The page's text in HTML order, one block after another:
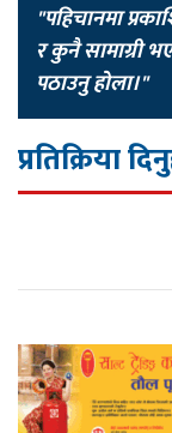
"पहिचानमा
र कुनै सामाग्री
पठाउनु होला।"
प्रतिक्रिया